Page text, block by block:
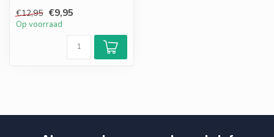
(cho...
€12,95 €9,95
Op voorraad